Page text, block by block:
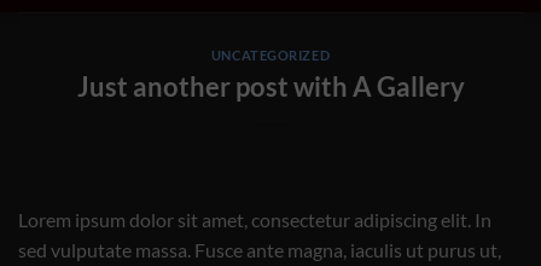
UNCATEGORIZED
Just another post with A Gallery
Lorem ipsum dolor sit amet, consectetur adipiscing elit. In
sed vulputate massa. Fusce ante magna, iaculis ut purus ut,